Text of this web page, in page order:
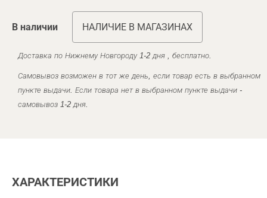
В наличии НАЛИЧИЕ В МАГАЗИНАХ
Доставка по Нижнему Новгороду 1-2 дня , бесплатно.
Самовывоз возможен в тот же день, если товар есть в выбранном
пункте выдачи. Если товара нет в выбранном пункте выдачи -
самовывоз 1-2 дня.
ХАРАКТЕРИСТИКИ